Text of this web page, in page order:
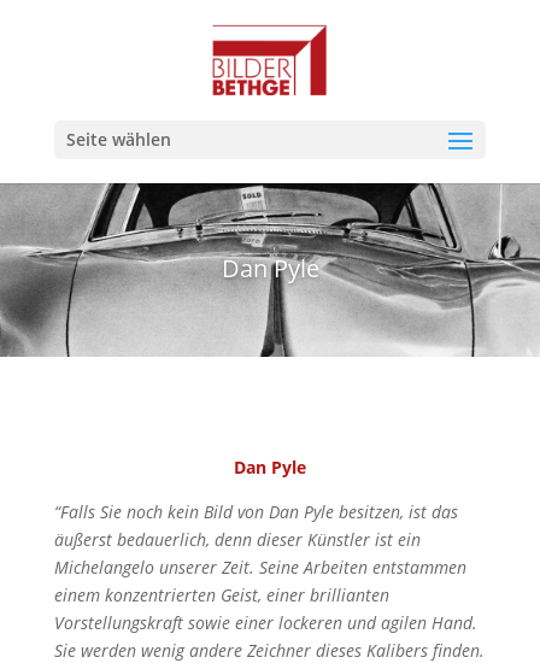
Seite wählen
Dan Pyle
Dan Pyle
“Falls Sie noch kein Bild von Dan Pyle besitzen, ist das
äußerst bedauerlich, denn dieser Künstler ist ein
Michelangelo unserer Zeit. Seine Arbeiten entstammen
einem konzentrierten Geist, einer brillianten
Vorstellungskraft sowie einer lockeren und agilen Hand.
Sie werden wenig andere Zeichner dieses Kalibers finden.